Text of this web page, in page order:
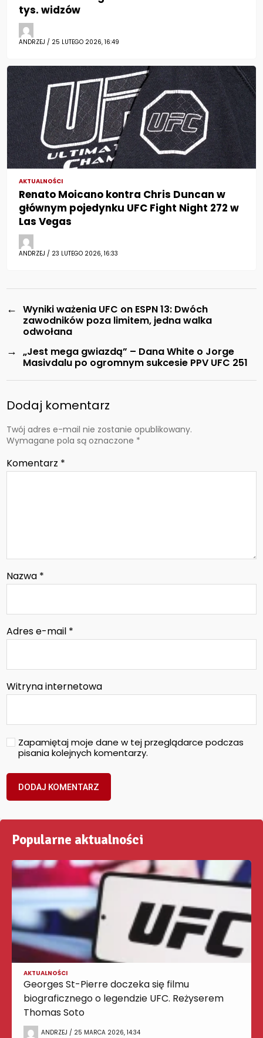
tys. widzów
ANDRZEJ / 25 LUTEGO 2026, 16:49
AKTUALNOŚCI
Renato Moicano kontra Chris Duncan w
głównym pojedynku UFC Fight Night 272 w
Las Vegas
ANDRZEJ / 23 LUTEGO 2026, 16:33
← Wyniki ważenia UFC on ESPN 13: Dwóch
zawodników poza limitem, jedna walka
odwołana
→ „Jest mega gwiazdą” – Dana White o Jorge
Masivdalu po ogromnym sukcesie PPV UFC 251
Dodaj komentarz
Twój adres e-mail nie zostanie opublikowany.
Wymagane pola są oznaczone *
Komentarz *
Nazwa *
Adres e-mail *
Witryna internetowa
Zapamiętaj moje dane w tej przeglądarce podczas
pisania kolejnych komentarzy.
Popularne aktualności
AKTUALNOŚCI
Georges St-Pierre doczeka się filmu
biograficznego o legendzie UFC. Reżyserem
Thomas Soto
ANDRZEJ / 25 MARCA 2026, 14:34